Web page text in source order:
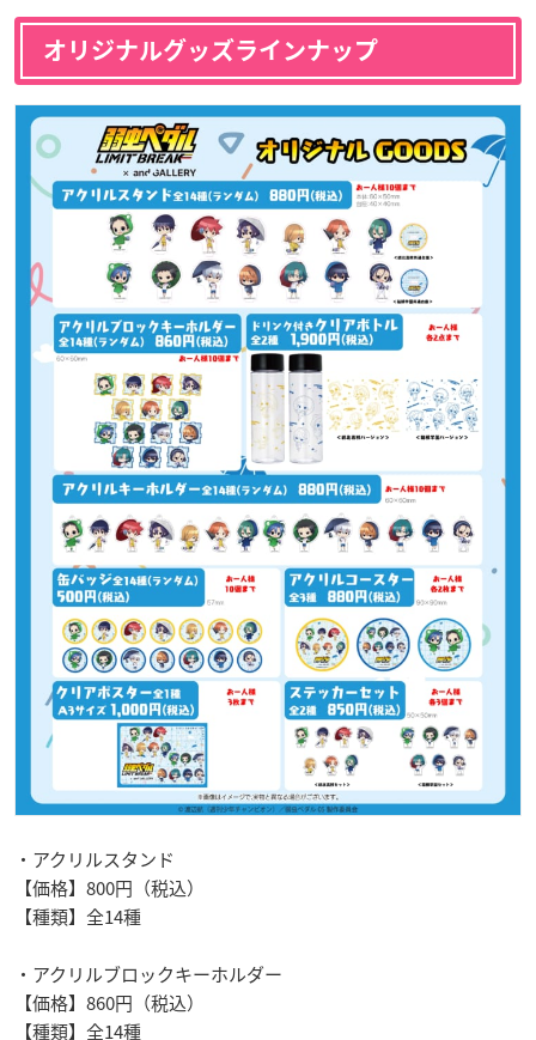
オリジナルグッズラインナップ
・アクリルスタンド
【価格】800円（税込）
【種類】全14種
・アクリルブロックキーホルダー
【価格】860円（税込）
【種類】全14種